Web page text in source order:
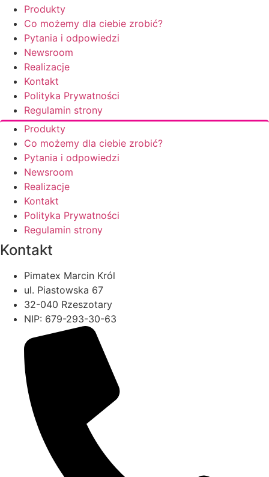
Produkty
Co możemy dla ciebie zrobić?
Pytania i odpowiedzi
Newsroom
Realizacje
Kontakt
Polityka Prywatności
Regulamin strony
Produkty
Co możemy dla ciebie zrobić?
Pytania i odpowiedzi
Newsroom
Realizacje
Kontakt
Polityka Prywatności
Regulamin strony
Kontakt
Pimatex Marcin Król
ul. Piastowska 67
32-040 Rzeszotary
NIP: 679-293-30-63